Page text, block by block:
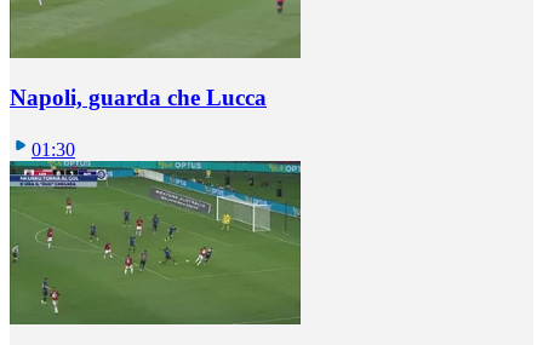
Napoli, guarda che Lucca
01:30